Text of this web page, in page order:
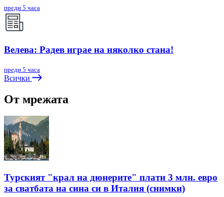
преди 5 часа
Велева: Радев играе на няколко стана!
преди 5 часа
Всички
От мрежата
Турският "крал на дюнерите" плати 3 млн. евро
за сватбата на сина си в Италия (снимки)